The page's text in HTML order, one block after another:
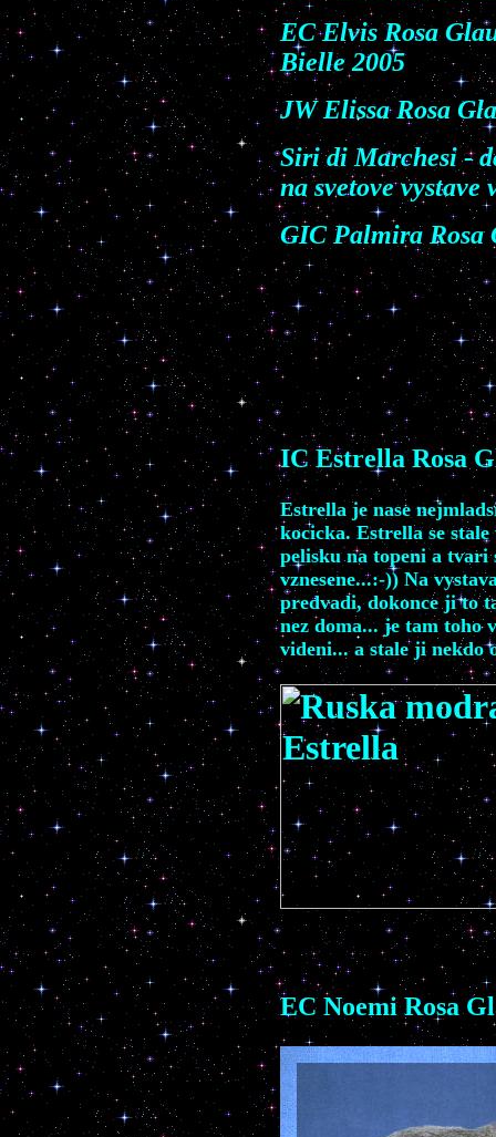
EC Elvis Rosa
Bielle 2005
JW Elissa Rosa
Siri di Marchesi -
na svetove vystave
GIC Palmira Rosa
IC Estrella Rosa
Estrella je nase
kocicka. Estrella se
pelisku na topeni a tvari
vznesene...:-)) Na
predvadi, dokonce ji to
nez doma... je tam toho
videni... a stale ji nekdo
EC Noemi Rosa